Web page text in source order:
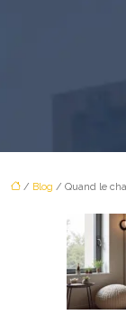
/ Blog / Quand le